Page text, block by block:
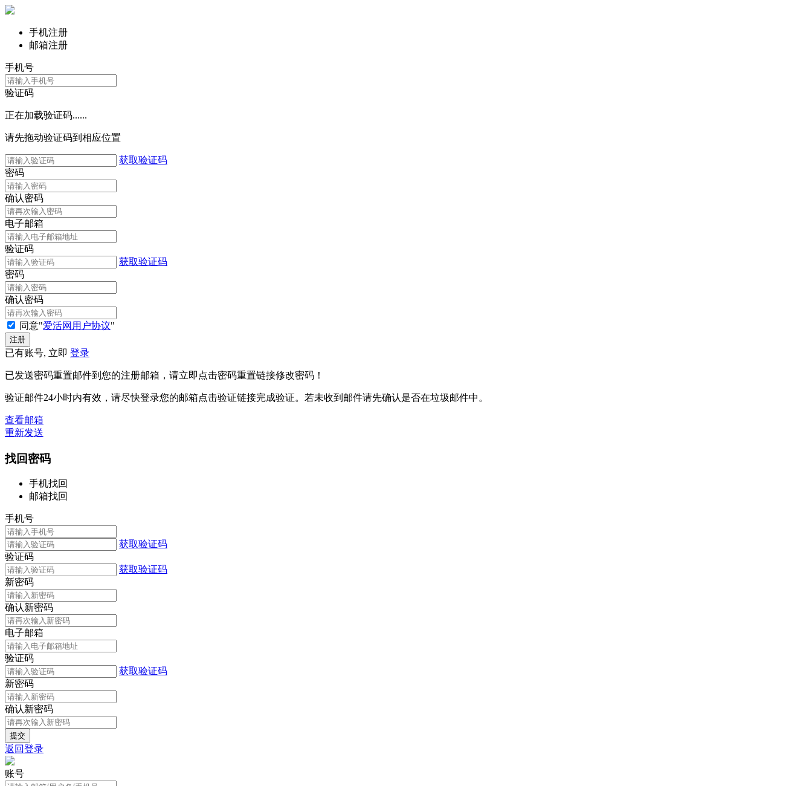
手机注册
邮箱注册
手机号
验证码
正在加载验证码......
请先拖动验证码到相应位置
获取验证码
密码
确认密码
电子邮箱
验证码
获取验证码
密码
确认密码
同意"爱活网用户协议"
已有账号, 立即 登录
已发送密码重置邮件到您的注册邮箱，请立即点击密码重置链接修改密码！
验证邮件24小时内有效，请尽快登录您的邮箱点击验证链接完成验证。若未收到邮件请先确认是否在垃圾邮件中。
查看邮箱
重新发送
找回密码
手机找回
邮箱找回
手机号
获取验证码
验证码
获取验证码
新密码
确认新密码
电子邮箱
验证码
获取验证码
新密码
确认新密码
返回登录
账号